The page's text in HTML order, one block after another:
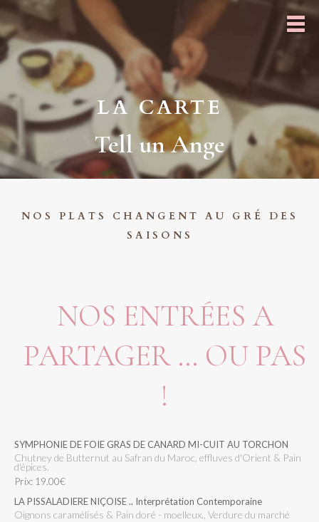
LA CARTE
Tell un Ange
NOS PLATS CHANGENT AU GRÉ DES
SAISONS
NOS ENTRÉES A
PARTAGER ... OU PAS
!
SYMPHONIE DE FOIE GRAS DE CANARD MI-CUIT AU TORCHON
Chutney de Butternut au Safran du Maroc, effluves d'Orient & Pain
d'épices.
Prix: 19.00€
LA PISSALADIERE NIÇOISE .. Interprétation Contemporaine
Oignons caramélisés & Pain doré - moelleux., Verdure du marché